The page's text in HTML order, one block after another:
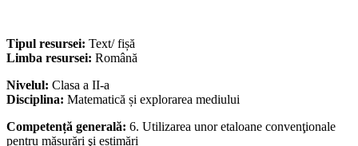
Tipul resursei: Text/ fișă
Limba resursei: Română
Nivelul: Clasa a II-a
Disciplina: Matematică și explorarea mediului
Competență generală: 6. Utilizarea unor etaloane convenţionale
pentru măsurări şi estimări